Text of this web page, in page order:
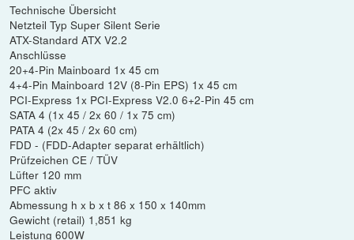
Technische Übersicht
Netzteil Typ Super Silent Serie
ATX-Standard ATX V2.2
Anschlüsse
20+4-Pin Mainboard 1x 45 cm
4+4-Pin Mainboard 12V (8-Pin EPS) 1x 45 cm
PCI-Express 1x PCI-Express V2.0 6+2-Pin 45 cm
SATA 4 (1x 45 / 2x 60 / 1x 75 cm)
PATA 4 (2x 45 / 2x 60 cm)
FDD - (FDD-Adapter separat erhältlich)
Prüfzeichen CE / TÜV
Lüfter 120 mm
PFC aktiv
Abmessung h x b x t 86 x 150 x 140mm
Gewicht (retail) 1,851 kg
Leistung 600W